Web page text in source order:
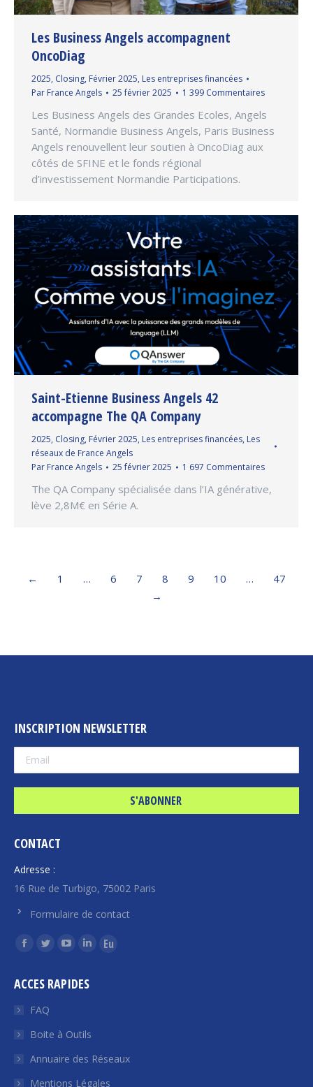
Les Business Angels accompagnent
OncoDiag
2025, Closing, Février 2025, Les entreprises financées
Par France Angels 25 février 2025 1 399 Commentaires
Les Business Angels des Grandes Ecoles, Angels
Santé, Normandie Business Angels, Paris Business
Angels renouvellent leur soutien à OncoDiag aux
côtés de SFINE et le fonds régional
d’investissement Normandie Participations.
Saint-Etienne Business Angels 42
accompagne The QA Company
2025, Closing, Février 2025, Les entreprises financées, Les
réseaux de France Angels
Par France Angels 25 février 2025 1 697 Commentaires
The QA Company spécialisée dans l’IA générative,
lève 2,8M€ en Série A.
← 1 … 6 7 8 9 10 …
47
→
INSCRIPTION NEWSLETTER
CONTACT
Adresse :
16 Rue de Turbigo, 75002 Paris
Formulaire de contact
Trouvez nous sur :
La
Facebook
s'ouvre
une
nouvelle
fenêtre
La
Twitter
s'ouvre
une
nouvelle
fenêtre
La
YouTube
une
nouvelle
fenêtre
La
LinkedIn
une
nouvelle
fenêtre
La
nouvelle
fenêtre
ACCES RAPIDES
FAQ
Boite à Outils
Annuaire des Réseaux
Mentions Légales